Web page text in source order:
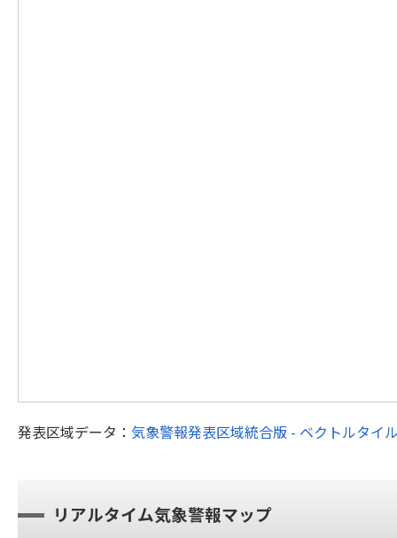
発表区域データ： 気象警報発表区域統合版 - ベクトルタイ
リアルタイム気象警報マップ